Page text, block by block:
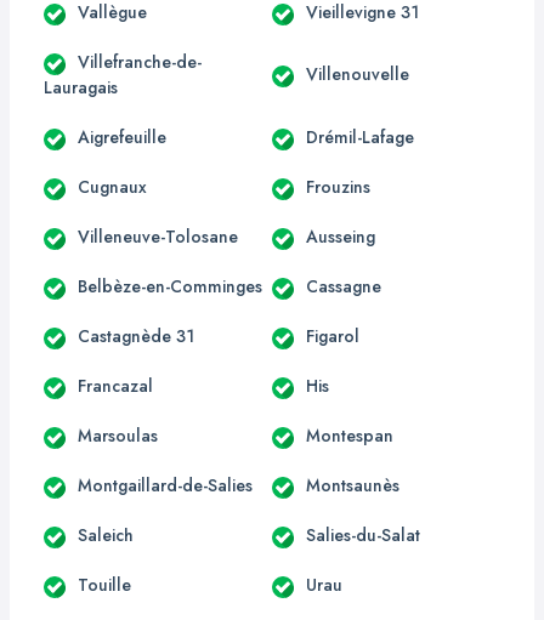
Vallègue Vieillevigne 31
Villefranche-de-
Lauragais
Villenouvelle
Aigrefeuille Drémil-Lafage
Cugnaux Frouzins
Villeneuve-Tolosane Ausseing
Belbèze-en-Comminges Cassagne
Castagnède 31 Figarol
Francazal His
Marsoulas Montespan
Montgaillard-de-Salies Montsaunès
Saleich Salies-du-Salat
Touille Urau